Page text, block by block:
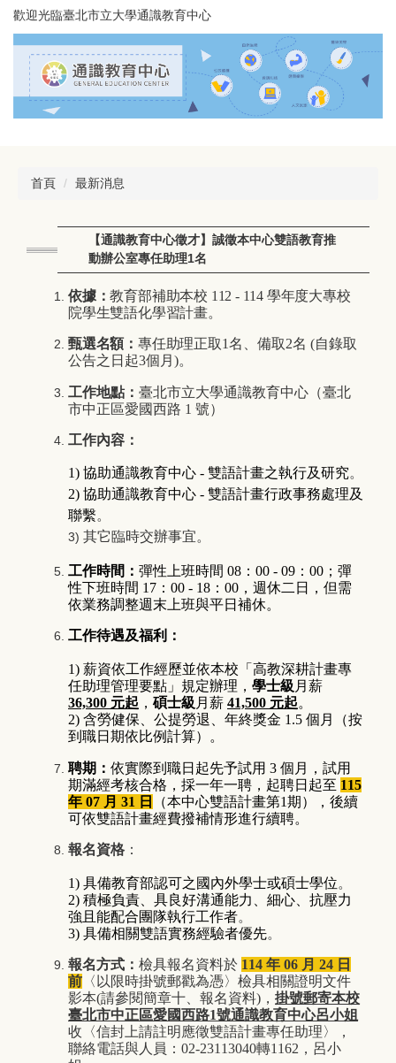
跳
到
主
歡迎光臨臺北市立大學通識教育中心
首頁 最新消息
【通識教育中心徵才】誠徵本中心雙語教育推
動辦公室專任助理1名
依據：教育部補助本校 112 - 114 學年度大專校
院學生雙語化學習計畫。
甄選名額： 專任助理正取1名、備取2名(自錄取
公告之日起3個月 )。
工作地點： 臺北市立大學通識教育中心（臺北
市中正區愛國西路 1 號）
工作內容：
1) 協助通識教育中心 - 雙語計畫之執行及研究。
2) 協助通識教育中心 - 雙語計畫行政事務處理及
聯繫。
3) 其它臨時交辦事宜。
工作時間： 彈性上班時間 08 ： 00 - 09 ： 00 ；彈
性下班時間 17 ： 00 - 18 ： 00 ，週休二日，但需
依業務調整週末上班與平日補休。
工作待遇及福利：
1) 薪資依工作經歷並依本校「高教深耕計畫專
任助理管理要點」規定辦理， 學士級 月薪
36,300 元起 ， 碩士級 月薪 41,500 元起。
2) 含勞健保、公提勞退、年終獎金 1.5 個月（按
到職日期依比例計算）。
聘期： 依實際到職日起先予試用 3 個月，試用
期滿經考核合格，採一年一聘，起聘日起至 115
年 07 月 31 日
（本中心雙語計畫第1期），後續
可依雙語計畫經費撥補情形進行續聘。
報名資格 ：
1) 具備教育部認可之國內外學士或碩士學位。
2) 積極負責、具良好溝通能力、細心、抗壓力
強且能配合團隊執行工作者。
3) 具備相關雙語實務經驗者優先。
報名方式： 檢具報名資料於 114 年 06 月 24 日
前 〈以限時掛號郵戳為憑〉檢具相關證明文件
影本(請參閱簡章十、報名資料)， 掛號郵寄本校
臺北市中正區愛國西路1號通識教育中心呂小姐
收〈信封上請註明應徵雙語計畫專任助理〉，
聯絡電話與人員：02-23113040轉1162，呂小